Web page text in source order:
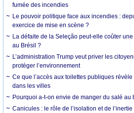
fumée des incendies
Le pouvoir politique face aux incendies :
exercice de mise en scène ?
La défaite de la Seleção peut-elle coûter
au Brésil ?
L’administration Trump veut priver les
protéger l’environnement
Ce que l’accès aux toilettes publiques
dans les villes
Pourquoi a-t-on envie de manger du salé au
Canicules : le rôle de l’isolation et de